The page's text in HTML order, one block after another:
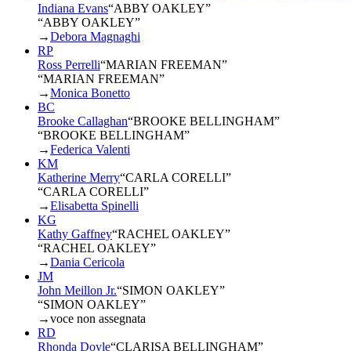
Indiana Evans“ABBY OAKLEY”
“ABBY OAKLEY”
→Debora Magnaghi
RP
Ross Perrelli“MARIAN FREEMAN”
“MARIAN FREEMAN”
→Monica Bonetto
BC
Brooke Callaghan“BROOKE BELLINGHAM”
“BROOKE BELLINGHAM”
→Federica Valenti
KM
Katherine Merry“CARLA CORELLI”
“CARLA CORELLI”
→Elisabetta Spinelli
KG
Kathy Gaffney“RACHEL OAKLEY”
“RACHEL OAKLEY”
→Dania Cericola
JM
John Meillon Jr.“SIMON OAKLEY”
“SIMON OAKLEY”
→voce non assegnata
RD
Rhonda Doyle“CLARISA BELLINGHAM”